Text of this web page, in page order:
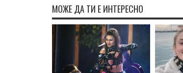
МОЖЕ ДА ТИ Е ИНТЕРЕСНО